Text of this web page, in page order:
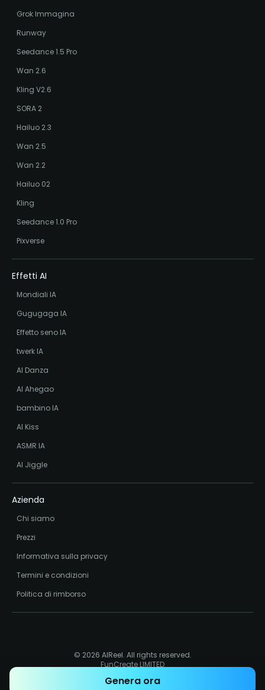
Grok Immagina
Runway
Seedance 1.5 Pro
Wan 2.6
Kling V2.6
SORA 2
Hailuo 2.3
Wan 2.5
Wan 2.2
Hailuo 02
Kling
Seedance 1.0 Pro
Pixverse
Effetti AI
Mondiali IA
Gugugaga IA
Effetto seno IA
twerk IA
AI Danza
AI Ahegao
bambino IA
AI Kiss
ASMR IA
AI Jiggle
Azienda
Chi siamo
Prezzi
Informativa sulla privacy
Termini e condizioni
Politica di rimborso
© 2026 AIReel. All rights reserved.
FunCreate LIMITED
Address: Room 1911, Lee Garden One, 33 Hysan Avenue, Causeway
Genera ora